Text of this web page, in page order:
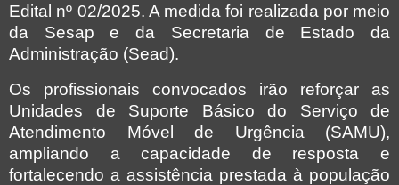
Edital nº 02/2025. A medida foi realizada por meio
da Sesap e da Secretaria de Estado da
Administração (Sead).
Os profissionais convocados irão reforçar as
Unidades de Suporte Básico do Serviço de
Atendimento Móvel de Urgência (SAMU),
ampliando a capacidade de resposta e
fortalecendo a assistência prestada à população